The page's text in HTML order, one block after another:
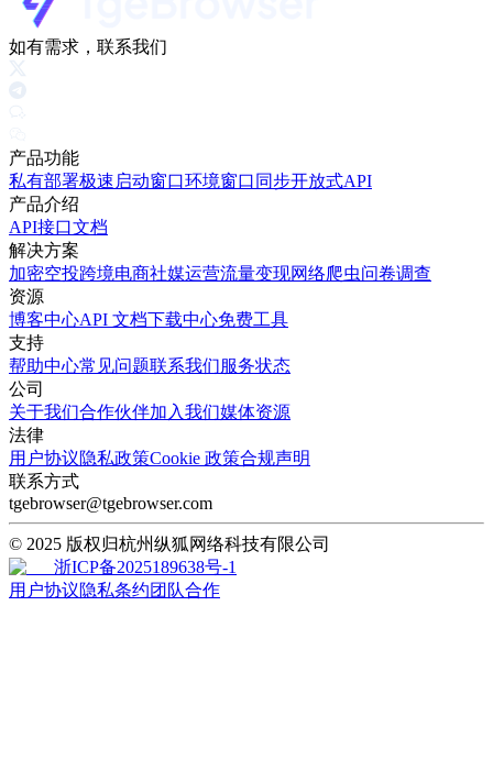
如有需求，联系我们
产品功能
私有部署极速启动窗口环境窗口同步开放式API
产品介绍
API接口文档
解决方案
加密空投跨境电商社媒运营流量变现网络爬虫问卷调查
资源
博客中心API 文档下载中心免费工具
支持
帮助中心常见问题联系我们服务状态
公司
关于我们合作伙伴加入我们媒体资源
法律
用户协议隐私政策Cookie 政策合规声明
联系方式
tgebrowser@tgebrowser.com
© 2025 版权归杭州纵狐网络科技有限公司
浙ICP备2025189638号-1
用户协议隐私条约团队合作